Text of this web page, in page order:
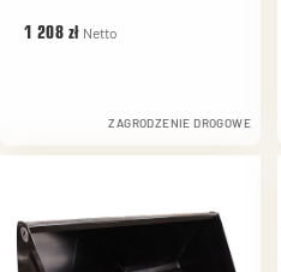
1 208 zł Netto
ZAGRODZENIE DROGOWE